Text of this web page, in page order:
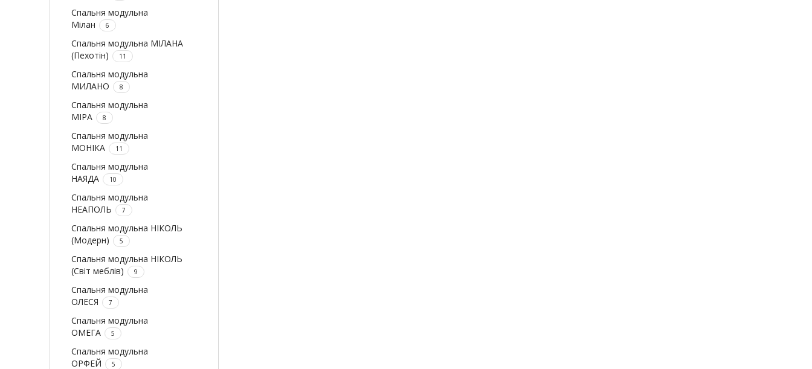
Спальня модульна
Мілан
6
Спальня модульна МІЛАНА
(Пехотін)
11
Спальня модульна
МИЛАНО
8
Спальня модульна
МІРА
8
Спальня модульна
МОНІКА
11
Спальня модульна
НАЯДА
10
Спальня модульна
НЕАПОЛЬ
7
Спальня модульна НІКОЛЬ
(Модерн)
5
Спальня модульна НІКОЛЬ
(Світ меблів)
9
Спальня модульна
ОЛЕСЯ
7
Спальня модульна
ОМЕГА
5
Спальня модульна
ОРФЕЙ
5